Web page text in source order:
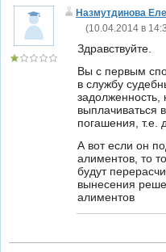
Назмутдинова
(10.04.2014 в
Здравствуйте.
Вы с первым
в службу
задолженность,
выплачиваться
погашения, т.е.
А вот если он
алиментов, то
будут
вынесения
алиментов